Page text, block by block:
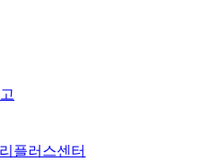
플러스센터